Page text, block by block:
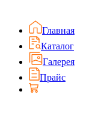
Главная
Каталог
Галерея
Прайс